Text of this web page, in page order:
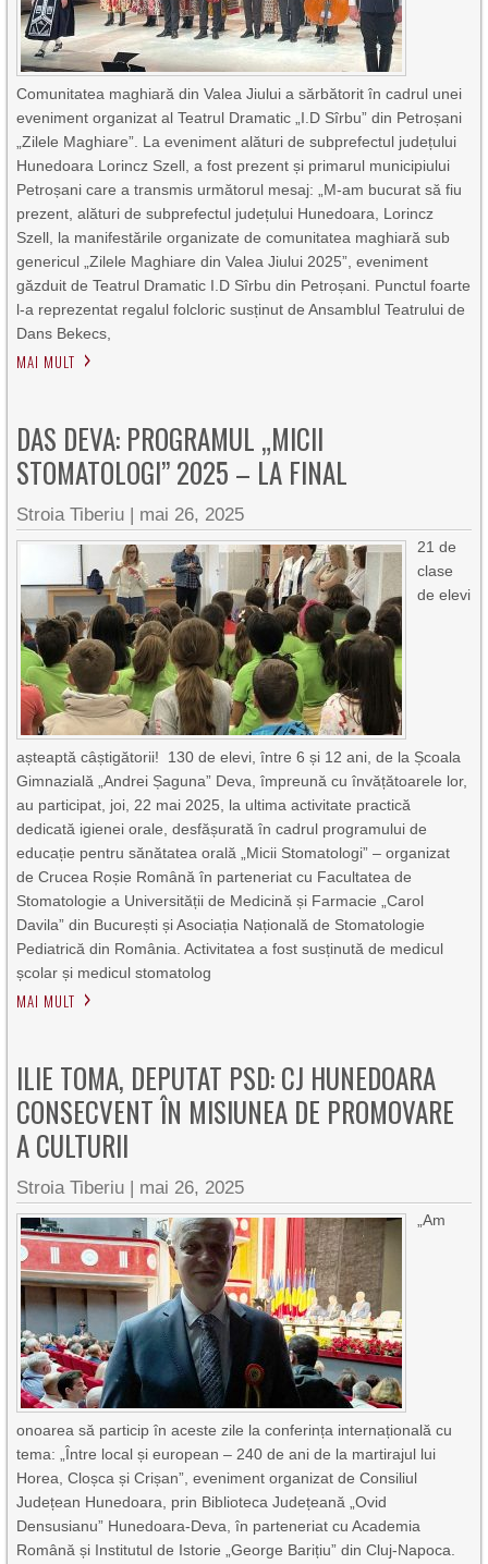
Comunitatea maghiară din Valea Jiului a sărbătorit în cadrul unei
eveniment organizat al Teatrul Dramatic „I.D Sîrbu” din Petroșani
„Zilele Maghiare”. La eveniment alături de subprefectul județului
Hunedoara Lorincz Szell, a fost prezent și primarul municipiului
Petroșani care a transmis următorul mesaj: „M-am bucurat să fiu
prezent, alături de subprefectul județului Hunedoara, Lorincz
Szell, la manifestările organizate de comunitatea maghiară sub
genericul „Zilele Maghiare din Valea Jiului 2025”, eveniment
găzduit de Teatrul Dramatic I.D Sîrbu din Petroșani. Punctul foarte
l-a reprezentat regalul folcloric susținut de Ansamblul Teatrului de
Dans Bekecs,
MAI MULT
DAS DEVA: PROGRAMUL „MICII
STOMATOLOGI” 2025 – LA FINAL
Stroia Tiberiu | mai 26, 2025
21 de
clase
de elevi
așteaptă câștigătorii! 130 de elevi, între 6 și 12 ani, de la Școala
Gimnazială „Andrei Șaguna” Deva, împreună cu învățătoarele lor,
au participat, joi, 22 mai 2025, la ultima activitate practică
dedicată igienei orale, desfășurată în cadrul programului de
educație pentru sănătatea orală „Micii Stomatologi” – organizat
de Crucea Roșie Română în parteneriat cu Facultatea de
Stomatologie a Universității de Medicină și Farmacie „Carol
Davila” din București și Asociația Națională de Stomatologie
Pediatrică din România. Activitatea a fost susținută de medicul
școlar și medicul stomatolog
MAI MULT
ILIE TOMA, DEPUTAT PSD: CJ HUNEDOARA
CONSECVENT ÎN MISIUNEA DE PROMOVARE
A CULTURII
Stroia Tiberiu | mai 26, 2025
„Am
onoarea să particip în aceste zile la conferința internațională cu
tema: „Între local și european – 240 de ani de la martirajul lui
Horea, Cloșca și Crișan”, eveniment organizat de Consiliul
Județean Hunedoara, prin Biblioteca Județeană „Ovid
Densusianu” Hunedoara-Deva, în parteneriat cu Academia
Română și Institutul de Istorie „George Barițiu” din Cluj-Napoca.